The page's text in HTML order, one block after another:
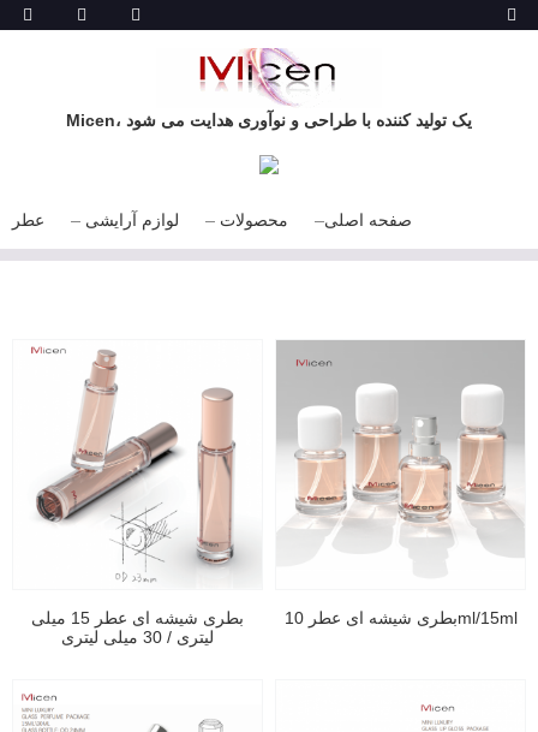
Micen، یک تولید کننده با طراحی و نوآوری هدایت می شود
صفحه اصلی محصولات لوازم آرایشی عطر
بطری شیشه ای عطر 15 میلی
لیتری / 30 میلی لیتری
بطری شیشه ای عطر 10ml/15ml